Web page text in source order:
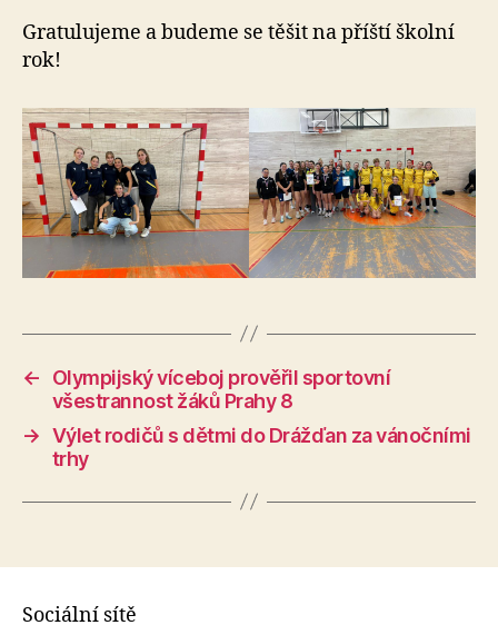
Gratulujeme a budeme se těšit na příští školní
rok!
←
Olympijský víceboj prověřil sportovní
všestrannost žáků Prahy 8
→ Výlet rodičů s dětmi do Drážďan za vánočními
trhy
Sociální sítě